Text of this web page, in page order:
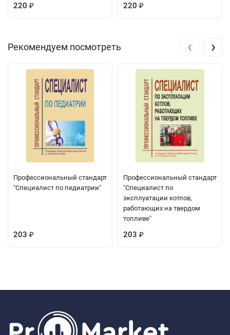
220 ₽ 220 ₽
Рекомендуем посмотреть
Профессиональный стандарт
"Специалист по педиатрии"
203 ₽
Профессиональный стандарт
"Специалист по
эксплуатации котлов,
работающих на твердом
топливе"
203 ₽
‹ ›